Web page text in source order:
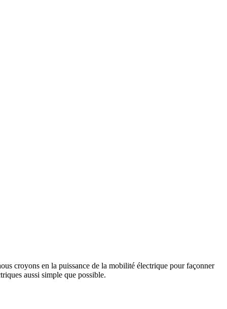
croyons en la puissance de la mobilité électrique pour façonner
aussi simple que possible.